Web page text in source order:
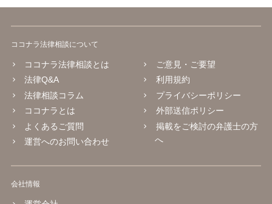
ココナラ法律相談について
ココナラ法律相談とは
法律Q&A
法律相談コラム
ココナラとは
よくあるご質問
運営へのお問い合わせ
ご意見・ご要望
利用規約
プライバシーポリシー
外部送信ポリシー
掲載をご検討の弁護士の方
へ
会社情報